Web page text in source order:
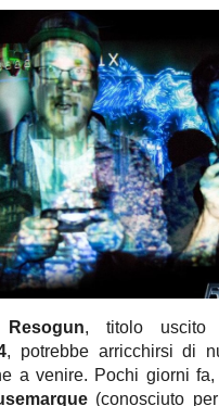
Resogun, titolo uscito
, potrebbe arricchirsi di
a venire. Pochi giorni
(conosciuto